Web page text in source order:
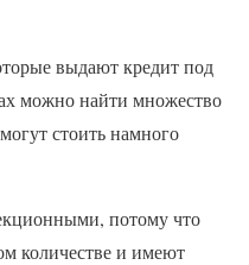
выдают кредит под
можно найти множество
стоить намного
потому что
количестве и имеют